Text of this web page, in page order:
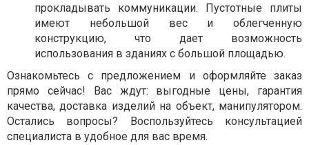
прокладывать коммуникации. Пустотные плиты
имеют небольшой вес и облегченную
конструкцию, что дает возможность
использования в зданиях с большой площадью.
Ознакомьтесь с предложением и оформляйте заказ
прямо сейчас! Вас ждут: выгодные цены, гарантия
качества, доставка изделий на объект, манипулятором.
Остались вопросы? Воспользуйтесь консультацией
специалиста в удобное для вас время.